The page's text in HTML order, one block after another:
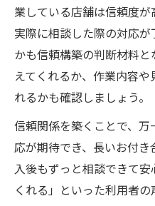
業している店舗は信頼度が
実際に相談した際の対応
かも信頼構築の判断材料
えてくれるか、作業内容
れるかも確認しましょう。
信頼関係を築くことで、
応が期待でき、長いお付
入後もずっと相談できて
くれる」といった利用者の